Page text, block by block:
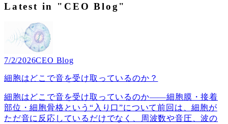
Latest in "CEO Blog"
7/2/2026CEO Blog
細胞はどこで音を受け取っているのか？
細胞はどこで音を受け取っているのか――細胞膜・接着
部位・細胞骨格という“入り口”について前回は、細胞が
ただ音に反応しているだけでなく、周波数や音圧、波の